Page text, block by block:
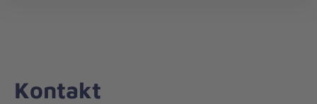
zum
Kontakt